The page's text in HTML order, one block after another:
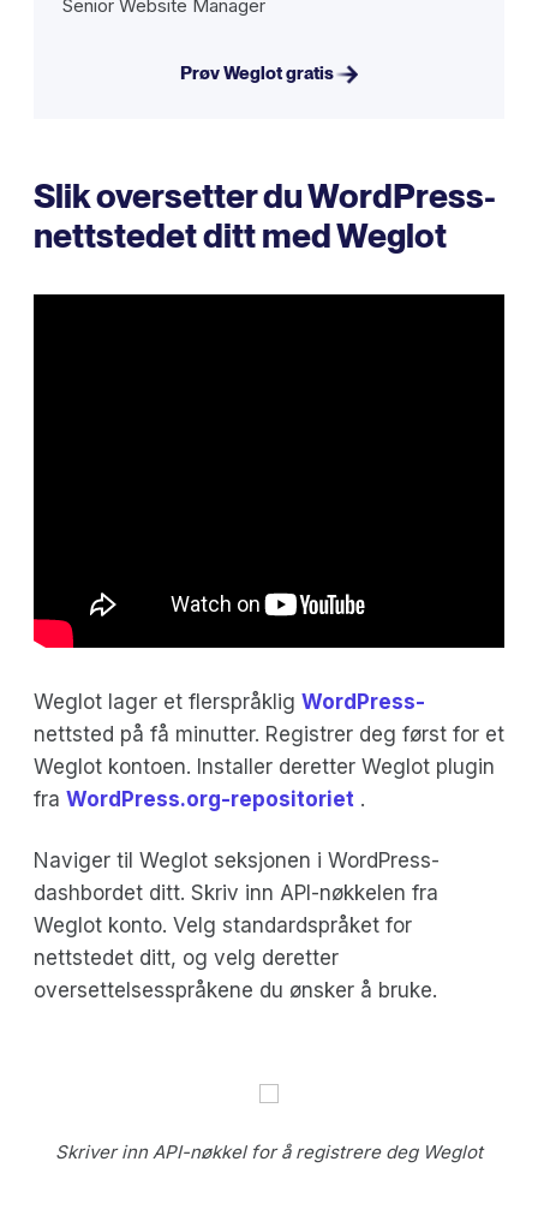
Senior Website Manager
Prøv Weglot gratis
Slik oversetter du WordPress-
nettstedet ditt med Weglot
Weglot lager et flerspråklig WordPress-
nettsted på få minutter. Registrer deg først for et
Weglot kontoen. Installer deretter Weglot plugin
fra WordPress.org-repositoriet .
Naviger til Weglot seksjonen i WordPress-
dashbordet ditt. Skriv inn API-nøkkelen fra
Weglot konto. Velg standardspråket for
nettstedet ditt, og velg deretter
oversettelsesspråkene du ønsker å bruke.
Skriver inn API-nøkkel for å registrere deg Weglot